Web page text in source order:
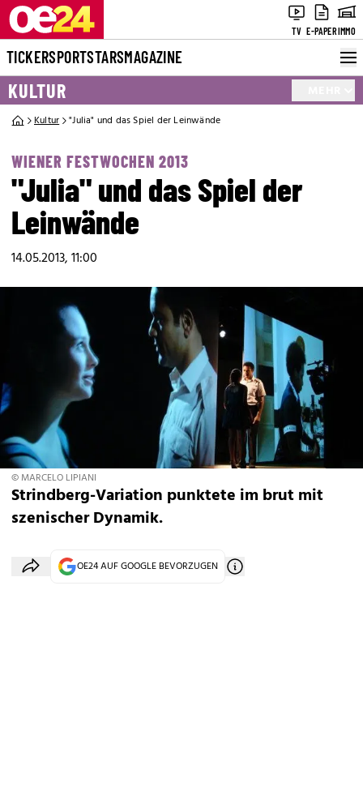
TV E-PAPERIMMO
TICKERSPORTSTARSMAGAZINE
KULTUR
Kultur "Julia" und das Spiel der Leinwände
WIENER FESTWOCHEN 2013
"Julia" und das Spiel der
Leinwände
14.05.2013, 11:00
© MARCELO LIPIANI
Strindberg-Variation punktete im brut mit
szenischer Dynamik.
OE24 AUF GOOGLE BEVORZUGEN